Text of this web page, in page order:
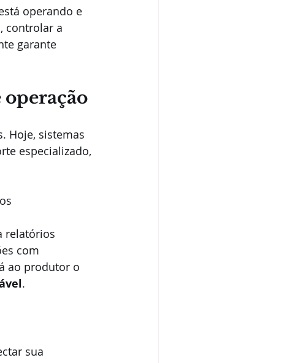
operando e
controlar a
garante
operação
Hoje, sistemas
especializado,
relatórios
com
ao produtor o
.
sua